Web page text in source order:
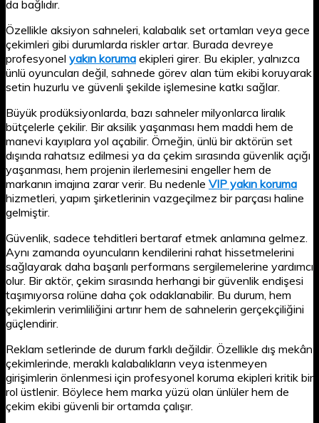
da bağlıdır.
Özellikle aksiyon sahneleri, kalabalık set ortamları veya gece
çekimleri gibi durumlarda riskler artar. Burada devreye
profesyonel yakın koruma ekipleri girer. Bu ekipler, yalnızca
ünlü oyuncuları değil, sahnede görev alan tüm ekibi koruyarak
setin huzurlu ve güvenli şekilde işlemesine katkı sağlar.
Büyük prodüksiyonlarda, bazı sahneler milyonlarca liralık
bütçelerle çekilir. Bir aksilik yaşanması hem maddi hem de
manevi kayıplara yol açabilir. Örneğin, ünlü bir aktörün set
dışında rahatsız edilmesi ya da çekim sırasında güvenlik açığı
yaşanması, hem projenin ilerlemesini engeller hem de
markanın imajına zarar verir. Bu nedenle VIP yakın koruma
hizmetleri, yapım şirketlerinin vazgeçilmez bir parçası haline
gelmiştir.
Güvenlik, sadece tehditleri bertaraf etmek anlamına gelmez.
Aynı zamanda oyuncuların kendilerini rahat hissetmelerini
sağlayarak daha başarılı performans sergilemelerine yardımcı
olur. Bir aktör, çekim sırasında herhangi bir güvenlik endişesi
taşımıyorsa rolüne daha çok odaklanabilir. Bu durum, hem
çekimlerin verimliliğini artırır hem de sahnelerin gerçekçiliğini
güçlendirir.
Reklam setlerinde de durum farklı değildir. Özellikle dış mekân
çekimlerinde, meraklı kalabalıkların veya istenmeyen
girişimlerin önlenmesi için profesyonel koruma ekipleri kritik bir
rol üstlenir. Böylece hem marka yüzü olan ünlüler hem de
çekim ekibi güvenli bir ortamda çalışır.